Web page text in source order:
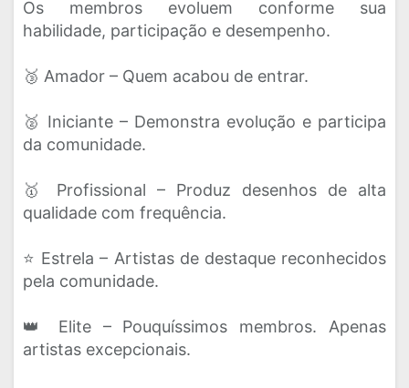
Os membros evoluem conforme sua
habilidade, participação e desempenho.
🥉 Amador – Quem acabou de entrar.
🥈 Iniciante – Demonstra evolução e participa
da comunidade.
🥇 Profissional – Produz desenhos de alta
qualidade com frequência.
⭐ Estrela – Artistas de destaque reconhecidos
pela comunidade.
👑 Elite – Pouquíssimos membros. Apenas
artistas excepcionais.